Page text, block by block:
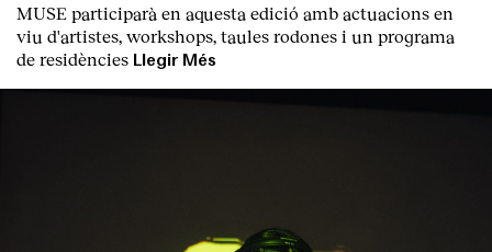
MUSE participarà en aquesta edició amb actuacions en
viu d'artistes, workshops, taules rodones i un programa
de residències Llegir Més